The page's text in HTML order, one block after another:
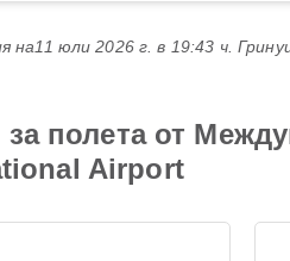
на11 юли 2026 г. в 19:43 ч.
полета от
Airport